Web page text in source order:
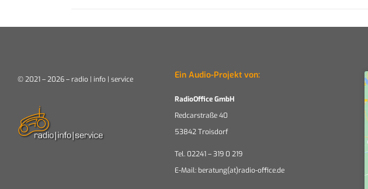
© 2021 – 2026 – radio | info | service Ein Audio-Projekt von:
RadioOffice GmbH
Redcarstraße 40
53842 Troisdorf
Tel. 02241 – 319 0 219
E-Mail: beratung(at)radio-office.de